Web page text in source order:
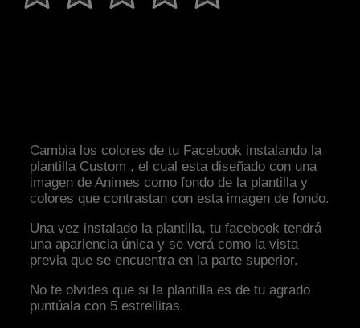
Cambia los colores de tu Facebook instalando la
plantilla Custom , el cual esta diseñado con una
imagen de Animes como fondo de la plantilla y
colores que contrastan con esta imagen de fondo.
Una vez instalado la plantilla, tu facebook tendrá
una apariencia única y se verá como la vista
previa que se encuentra en la parte superior.
No te olvides que si la plantilla es de tu agrado
puntúala con 5 estrellitas.